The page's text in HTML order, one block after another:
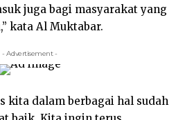
juga bagi masyarakat yang
kata Al Muktabar.
- Advertisement -
kita dalam berbagai hal sudah